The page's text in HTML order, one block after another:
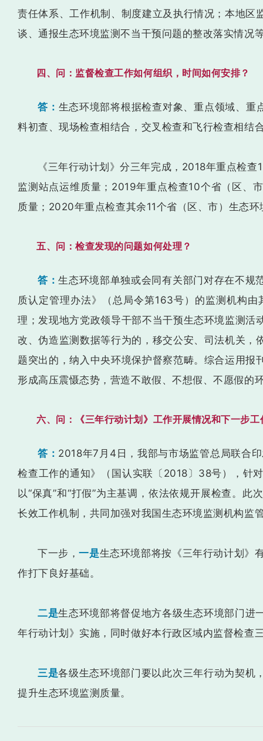
责任体系、工作机制、制度建立及执行情况；本地
谈、通报生态环境监测不当干预问题的整改落实情况
四、问：监督检查工作如何组织，时间如何安排？
答： 生态环境部将根据检查对象、重点领域、重
料初查、现场检查相结合，交叉检查和飞行检查相结
《三年行动计划》分三年完成，2018年重点检
监测站点运维质量；2019年重点检查10个省（区、
质量；2020年重点检查其余11个省（区、市）生态
五、问：检查发现的问题如何处理？
答：生态环境部单独或会同有关部门对存在不规
质认定管理办法》（总局令第163号）的监测机构
理；发现地方党政领导干部不当干预生态环境监测
改、伪造监测数据等行为的，移交公安、司法机关
题突出的，纳入中央环境保护督察范畴。综合运用
形成高压震慑态势，营造不敢假、不想假、不愿假的
六、问：《三年行动计划》工作开展情况和下一步
答： 2018年7月4日，我部与市场监管总局联合
检查工作的通知》（国认实联〔2018〕38号），针
以“保真”和“打假”为主基调，依法依规开展检查。
长效工作机制，共同加强对我国生态环境监测机构监
下一步，一是生态环境部将按《三年行动计划》
作打下良好基础。
二是生态环境部将督促地方各级生态环境部门进
年行动计划》实施，同时做好本行政区域内监督检查
三是各级生态环境部门要以此次三年行动为契机
提升生态环境监测质量。